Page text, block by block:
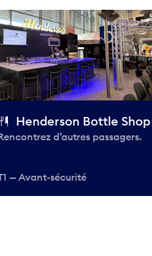
Henderson Bottle Shop
d’autres passagers.
— Avant-sécurité